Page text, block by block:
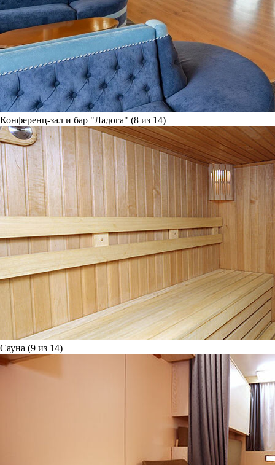
Конференц-зал и бар "Ладога" (8 из 14)
Сауна (9 из 14)